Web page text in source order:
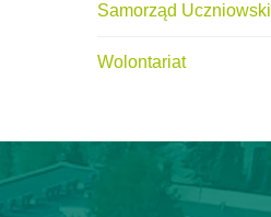
Samorząd Uczniowski
Wolontariat